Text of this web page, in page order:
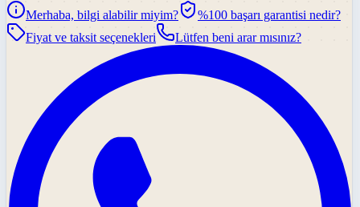
Merhaba, bilgi alabilir miyim?
%100 başarı garantisi nedir?
Fiyat ve taksit seçenekleri
Lütfen beni arar mısınız?